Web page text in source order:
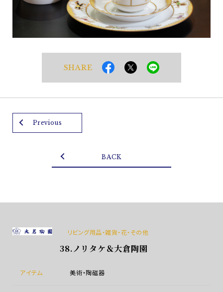
SHARE
Previous
BACK
リビング用品・雑貨・花・その他
38.ノリタケ＆大倉陶園
アイテム 美術・陶磁器